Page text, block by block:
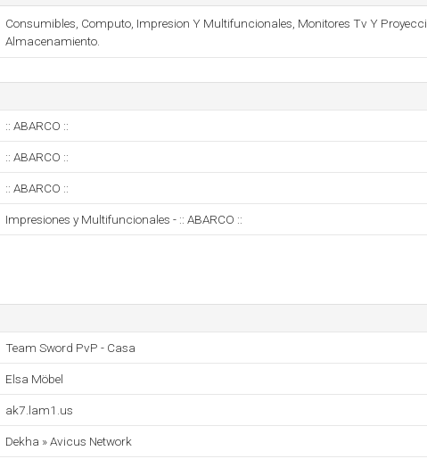
Consumibles, Computo, Impresion Y Multifuncionales, Monitores Tv Y
Almacenamiento.
:: ABARCO ::
:: ABARCO ::
:: ABARCO ::
Impresiones y Multifuncionales - :: ABARCO ::
Team Sword PvP - Casa
Elsa Möbel
ak7.lam1.us
Dekha » Avicus Network